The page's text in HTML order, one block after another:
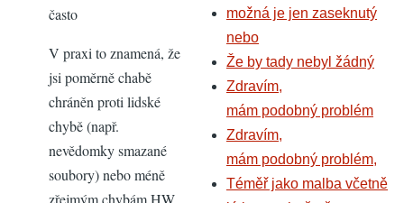
často
V praxi to znamená, že
jsi poměrně chabě
chráněn proti lidské
chybě (např.
nevědomky smazané
soubory) nebo méně
zřejmým chybám HW
možná je jen zaseknutý
nebo
Že by tady nebyl žádný
Zdravím,
mám podobný problém
Zdravím,
mám podobný problém,
Téměř jako malba včetně